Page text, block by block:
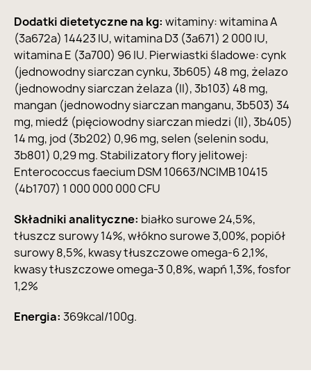
Dodatki dietetyczne na kg: witaminy: witamina A
(3a672a) 14423 IU, witamina D3 (3a671) 2 000 IU,
witamina E (3a700) 96 IU. Pierwiastki śladowe: cynk
(jednowodny siarczan cynku, 3b605) 48 mg, żelazo
(jednowodny siarczan żelaza (II), 3b103) 48 mg,
mangan (jednowodny siarczan manganu, 3b503) 34
mg, miedź (pięciowodny siarczan miedzi (II), 3b405)
14 mg, jod (3b202) 0,96 mg, selen (selenin sodu,
3b801) 0,29 mg. Stabilizatory flory jelitowej:
Enterococcus faecium DSM 10663/NCIMB 10415
(4b1707) 1 000 000 000 CFU
Składniki analityczne: białko surowe 24,5%,
tłuszcz surowy 14%, włókno surowe 3,00%, popiół
surowy 8,5%, kwasy tłuszczowe omega-6 2,1%,
kwasy tłuszczowe omega-3 0,8%, wapń 1,3%, fosfor
1,2%
Energia: 369kcal/100g.